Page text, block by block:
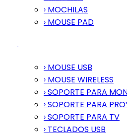
› MOCHILAS
› MOUSE PAD
› MOUSE USB
› MOUSE WIRELESS
› SOPORTE PARA
› SOPORTE PARA
› SOPORTE PARA TV
› TECLADOS USB